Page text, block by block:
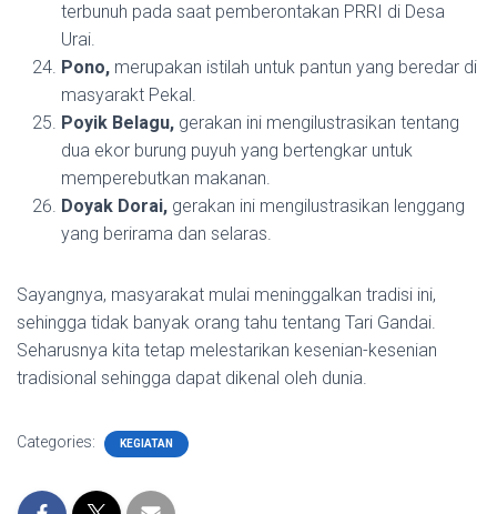
terbunuh pada saat pemberontakan PRRI di Desa
Urai.
Pono, merupakan istilah untuk pantun yang beredar di
masyarakt Pekal.
Poyik Belagu, gerakan ini mengilustrasikan tentang
dua ekor burung puyuh yang bertengkar untuk
memperebutkan makanan.
Doyak Dorai, gerakan ini mengilustrasikan lenggang
yang berirama dan selaras.
Sayangnya, masyarakat mulai meninggalkan tradisi ini,
sehingga tidak banyak orang tahu tentang Tari Gandai.
Seharusnya kita tetap melestarikan kesenian-kesenian
tradisional sehingga dapat dikenal oleh dunia.
Categories: KEGIATAN